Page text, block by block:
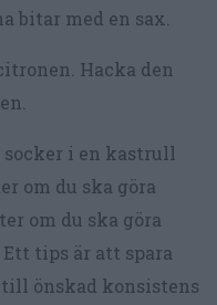
bitar med en sax.
Hacka den
socker i en kastrull
om du ska göra
om du ska göra
tips är att spara
till önskad konsistens